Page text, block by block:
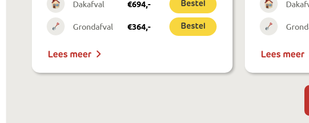
Dakafval €694,- Bestel
Grondafval €364,- Bestel
Lees meer Lees meer